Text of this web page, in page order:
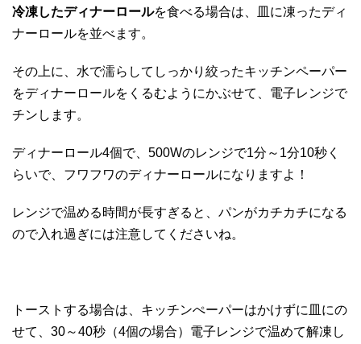
冷凍したディナーロールを食べる場合は、皿に凍ったディ
ナーロールを並べます。
その上に、水で濡らしてしっかり絞ったキッチンペーパー
をディナーロールをくるむようにかぶせて、電子レンジで
チンします。
ディナーロール4個で、500Wのレンジで1分～1分10秒く
らいで、フワフワのディナーロールになりますよ！
レンジで温める時間が長すぎると、パンがカチカチになる
ので入れ過ぎには注意してくださいね。
トーストする場合は、キッチンぺーパーはかけずに皿にの
せて、30～40秒（4個の場合）電子レンジで温めて解凍し